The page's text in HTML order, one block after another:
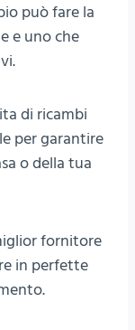
può fare la
e uno che
di ricambi
per garantire
o della tua
fornitore
in perfette